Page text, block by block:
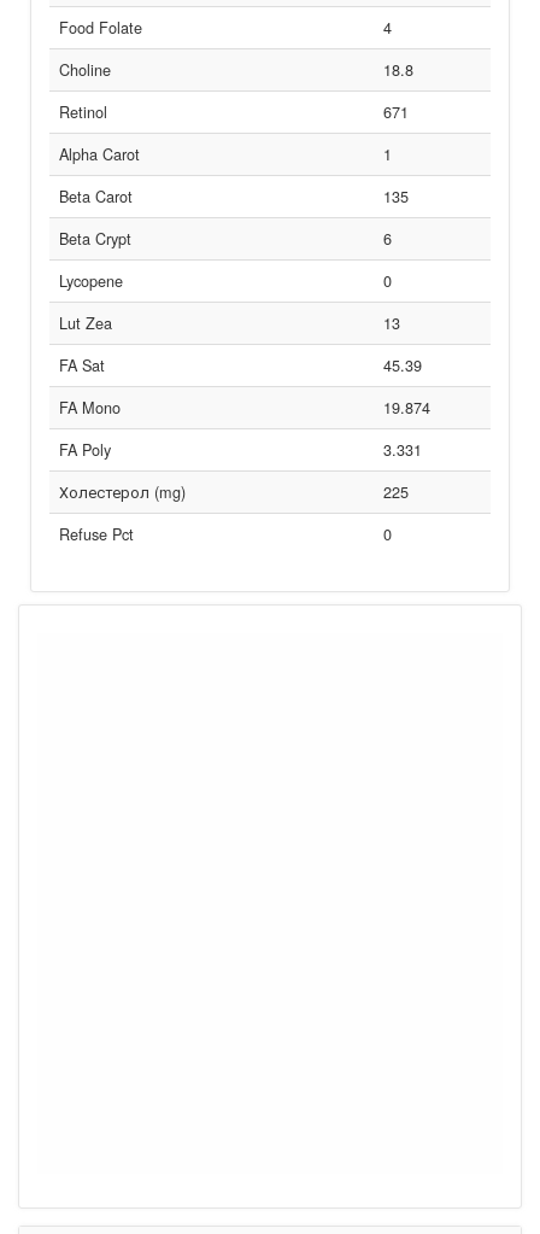
Food Folate
4
Choline
18.8
Retinol
671
Alpha Carot
1
Beta Carot
135
Beta Crypt
6
Lycopene
0
Lut Zea
13
FA Sat
45.39
FA Mono
19.874
FA Poly
3.331
Холестерол (mg)
225
Refuse Pct
0